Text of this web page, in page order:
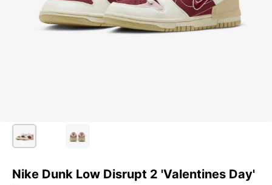
Nike Dunk Low Disrupt 2 'Valentines Day'